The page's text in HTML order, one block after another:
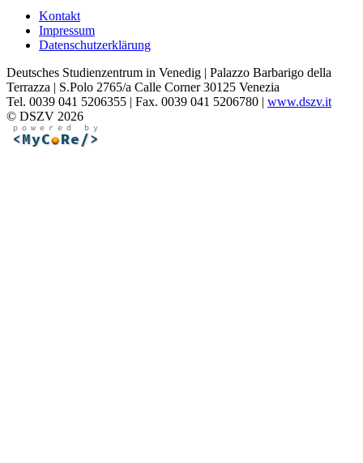
Kontakt
Impressum
Datenschutzerklärung
Deutsches Studienzentrum in Venedig | Palazzo Barbarigo della
Terrazza | S.Polo 2765/a Calle Corner 30125 Venezia
Tel. 0039 041 5206355 | Fax. 0039 041 5206780 | www.dszv.it
© DSZV 2026